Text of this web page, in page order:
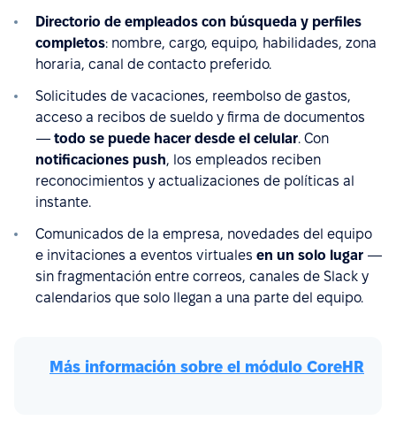
Directorio de empleados con búsqueda y perfiles
completos: nombre, cargo, equipo, habilidades, zona
horaria, canal de contacto preferido.
Solicitudes de vacaciones, reembolso de gastos,
acceso a recibos de sueldo y firma de documentos
— todo se puede hacer desde el celular. Con
notificaciones push, los empleados reciben
reconocimientos y actualizaciones de políticas al
instante.
Comunicados de la empresa, novedades del equipo
e invitaciones a eventos virtuales en un solo lugar —
sin fragmentación entre correos, canales de Slack y
calendarios que solo llegan a una parte del equipo.
Más información sobre el módulo CoreHR